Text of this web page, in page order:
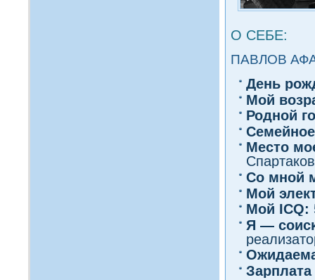
О СЕБЕ:
ПАВЛОВ
День
Мοй
Роднοй
Место
Со мнοй
Мой
Мοй ICQ:
Я —